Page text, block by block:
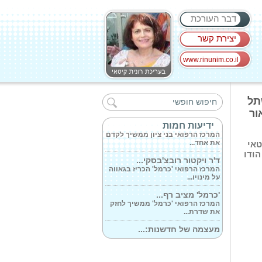
דבר העורכת
יצירת קשר
www.rinunim.co.il
ידיעות חמות
מצוינות רפואית...
המרכז הרפואי בני ציון דורג במקום
הראשון...
10 מיליון שקלים...
המרכז הרפואי בני ציון ממשיך לקדם
את אחד...
ד'ר ויקטור רובצ'בסקי...
המרכז הרפואי 'כרמל' הכריז בגאווה
על מינויו...
'כרמל' מציב רף...
המרכז הרפואי 'כרמל' ממשיך לחזק
את שדרת...
מעצמה של חדשנות:...
המרכז הרפואי 'כרמל' מסכם תקופה